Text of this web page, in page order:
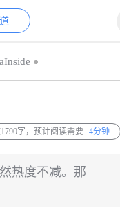
字，预计阅读需要 4分钟
热度不减。那